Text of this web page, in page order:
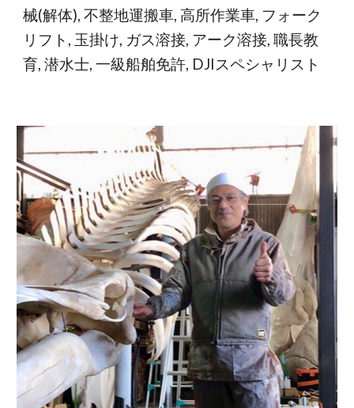
械(解体), 不整地運搬車, 高所作業車, フォーク
リフト, 玉掛け, ガス溶接, アーク溶接, 職長教
育, 潜水士, 一級船舶免許, DJIスペシャリスト